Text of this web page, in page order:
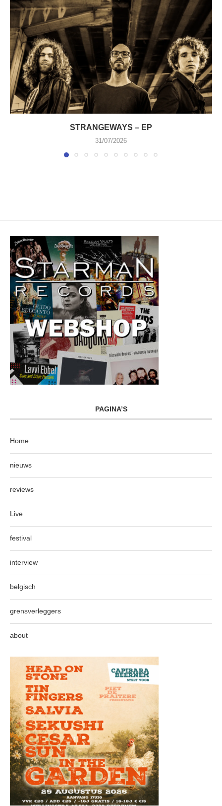
STRANGEWAYS – EP
31/07/2026
PAGINA’S
Home
nieuws
reviews
Live
festival
interview
belgisch
grensverleggers
about